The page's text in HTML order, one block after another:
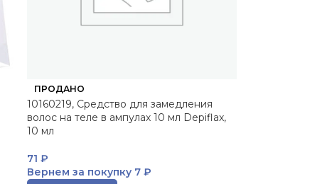
ПРОДАНО
10160219, Средство для замедления
волос на теле в ампулах 10 мл Depiflax,
10 мл
71 ₽
Вернем за покупку7 ₽